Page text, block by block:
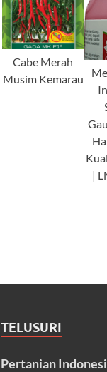
Cabe Merah
Musim Kemarau
|
TELUSURI
Pertanian